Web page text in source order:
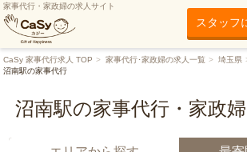
家事代行・家政婦の求人サイト
スタッフ
CaSy 家事代行求人 TOP 家事代行･家政婦の求人一覧 埼玉県
沼南駅の家事代行
沼南駅の家事代行・家政